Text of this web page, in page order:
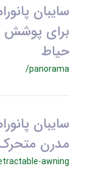
سایبان
برای پوشش
حیاط
/panorama
سایبان
مدرن متحرک
awning